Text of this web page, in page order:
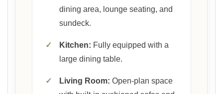
dining area, lounge seating, and
sundeck.
✓ Kitchen: Fully equipped with a
large dining table.
✓ Living Room: Open-plan space